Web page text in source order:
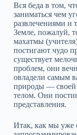
Вся беда в том,
заниматься чем
развлечениями и
Земле, пожалуй,
махатмы
постигают чудо
существует
проблем, они
овладели самым
природы — своей
телом. Они
представления.
Итак, как мы уже